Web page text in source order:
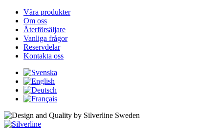
Våra produkter
Om oss
Återförsäljare
Vanliga frågor
Reservdelar
Kontakta oss